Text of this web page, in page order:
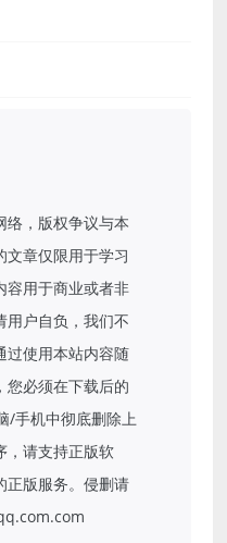
络，版权争议与本
文章仅限用于学习
容用于商业或者非
用户自负，我们不
过使用本站内容随
您必须在下载后的
/手机中彻底删除上
，请支持正版软
正版服务。侵删请